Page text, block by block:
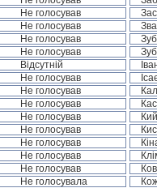
Не голосував
Не голосував
Не голосував
Не голосував
Відсутній
Не голосував
Не голосував
Не голосував
Не голосував
Не голосував
Не голосував
Не голосував
Не голосував
Не голосувала